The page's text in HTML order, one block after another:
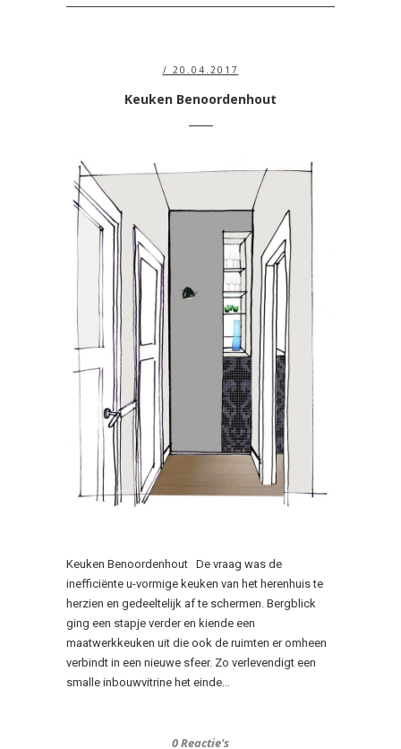
/ 20.04.2017
Keuken Benoordenhout
Keuken Benoordenhout De vraag was de
inefficiënte u-vormige keuken van het herenhuis te
herzien en gedeeltelijk af te schermen. Bergblick
ging een stapje verder en kiende een
maatwerkkeuken uit die ook de ruimten er omheen
verbindt in een nieuwe sfeer. Zo verlevendigt een
smalle inbouwvitrine het einde...
0 Reactie's